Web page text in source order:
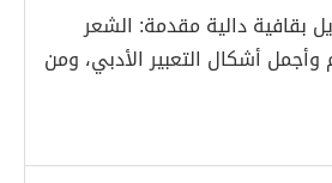
بقافية دالية مقدمة: الشعر
أشكال التعبير الأدبي، ومن